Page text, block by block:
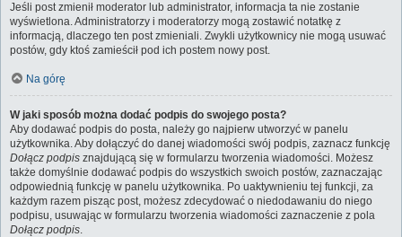
Jeśli post zmienił moderator lub administrator, informacja ta nie zostanie
wyświetlona. Administratorzy i moderatorzy mogą zostawić notatkę z
informacją, dlaczego ten post zmieniali. Zwykli użytkownicy nie mogą usuwać
postów, gdy ktoś zamieścił pod ich postem nowy post.
Na górę
W jaki sposób można dodać podpis do swojego posta?
Aby dodawać podpis do posta, należy go najpierw utworzyć w panelu
użytkownika. Aby dołączyć do danej wiadomości swój podpis, zaznacz funkcję
Dołącz podpis znajdującą się w formularzu tworzenia wiadomości. Możesz
także domyślnie dodawać podpis do wszystkich swoich postów, zaznaczając
odpowiednią funkcję w panelu użytkownika. Po uaktywnieniu tej funkcji, za
każdym razem pisząc post, możesz zdecydować o niedodawaniu do niego
podpisu, usuwając w formularzu tworzenia wiadomości zaznaczenie z pola
Dołącz podpis.